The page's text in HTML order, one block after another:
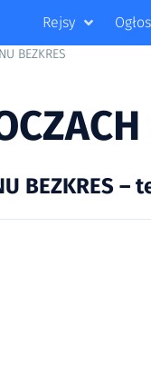
Rejsy
BEZKRES
BEZKRES –